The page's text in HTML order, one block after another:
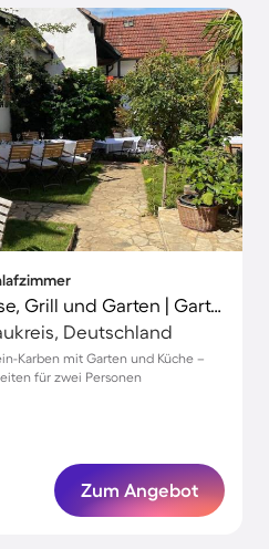
Aparthotel mit Terrasse, Grill und Garten | Gartenblick | Perfekt für die Arbeit von Zuhause
Deutschland
Karben mit Garten und Küche –
für zwei Personen
Zum Angebot